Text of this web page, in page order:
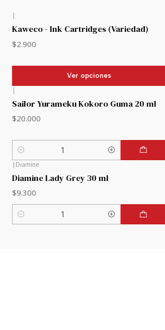
|
Kaweco - Ink Cartridges (Variedad)
$2.900
Ver opciones
|
Sailor Yurameku Kokoro Guma 20 ml
$20.000
Cantidad
| Diamine
Diamine Lady Grey 30 ml
$9.300
Cantidad